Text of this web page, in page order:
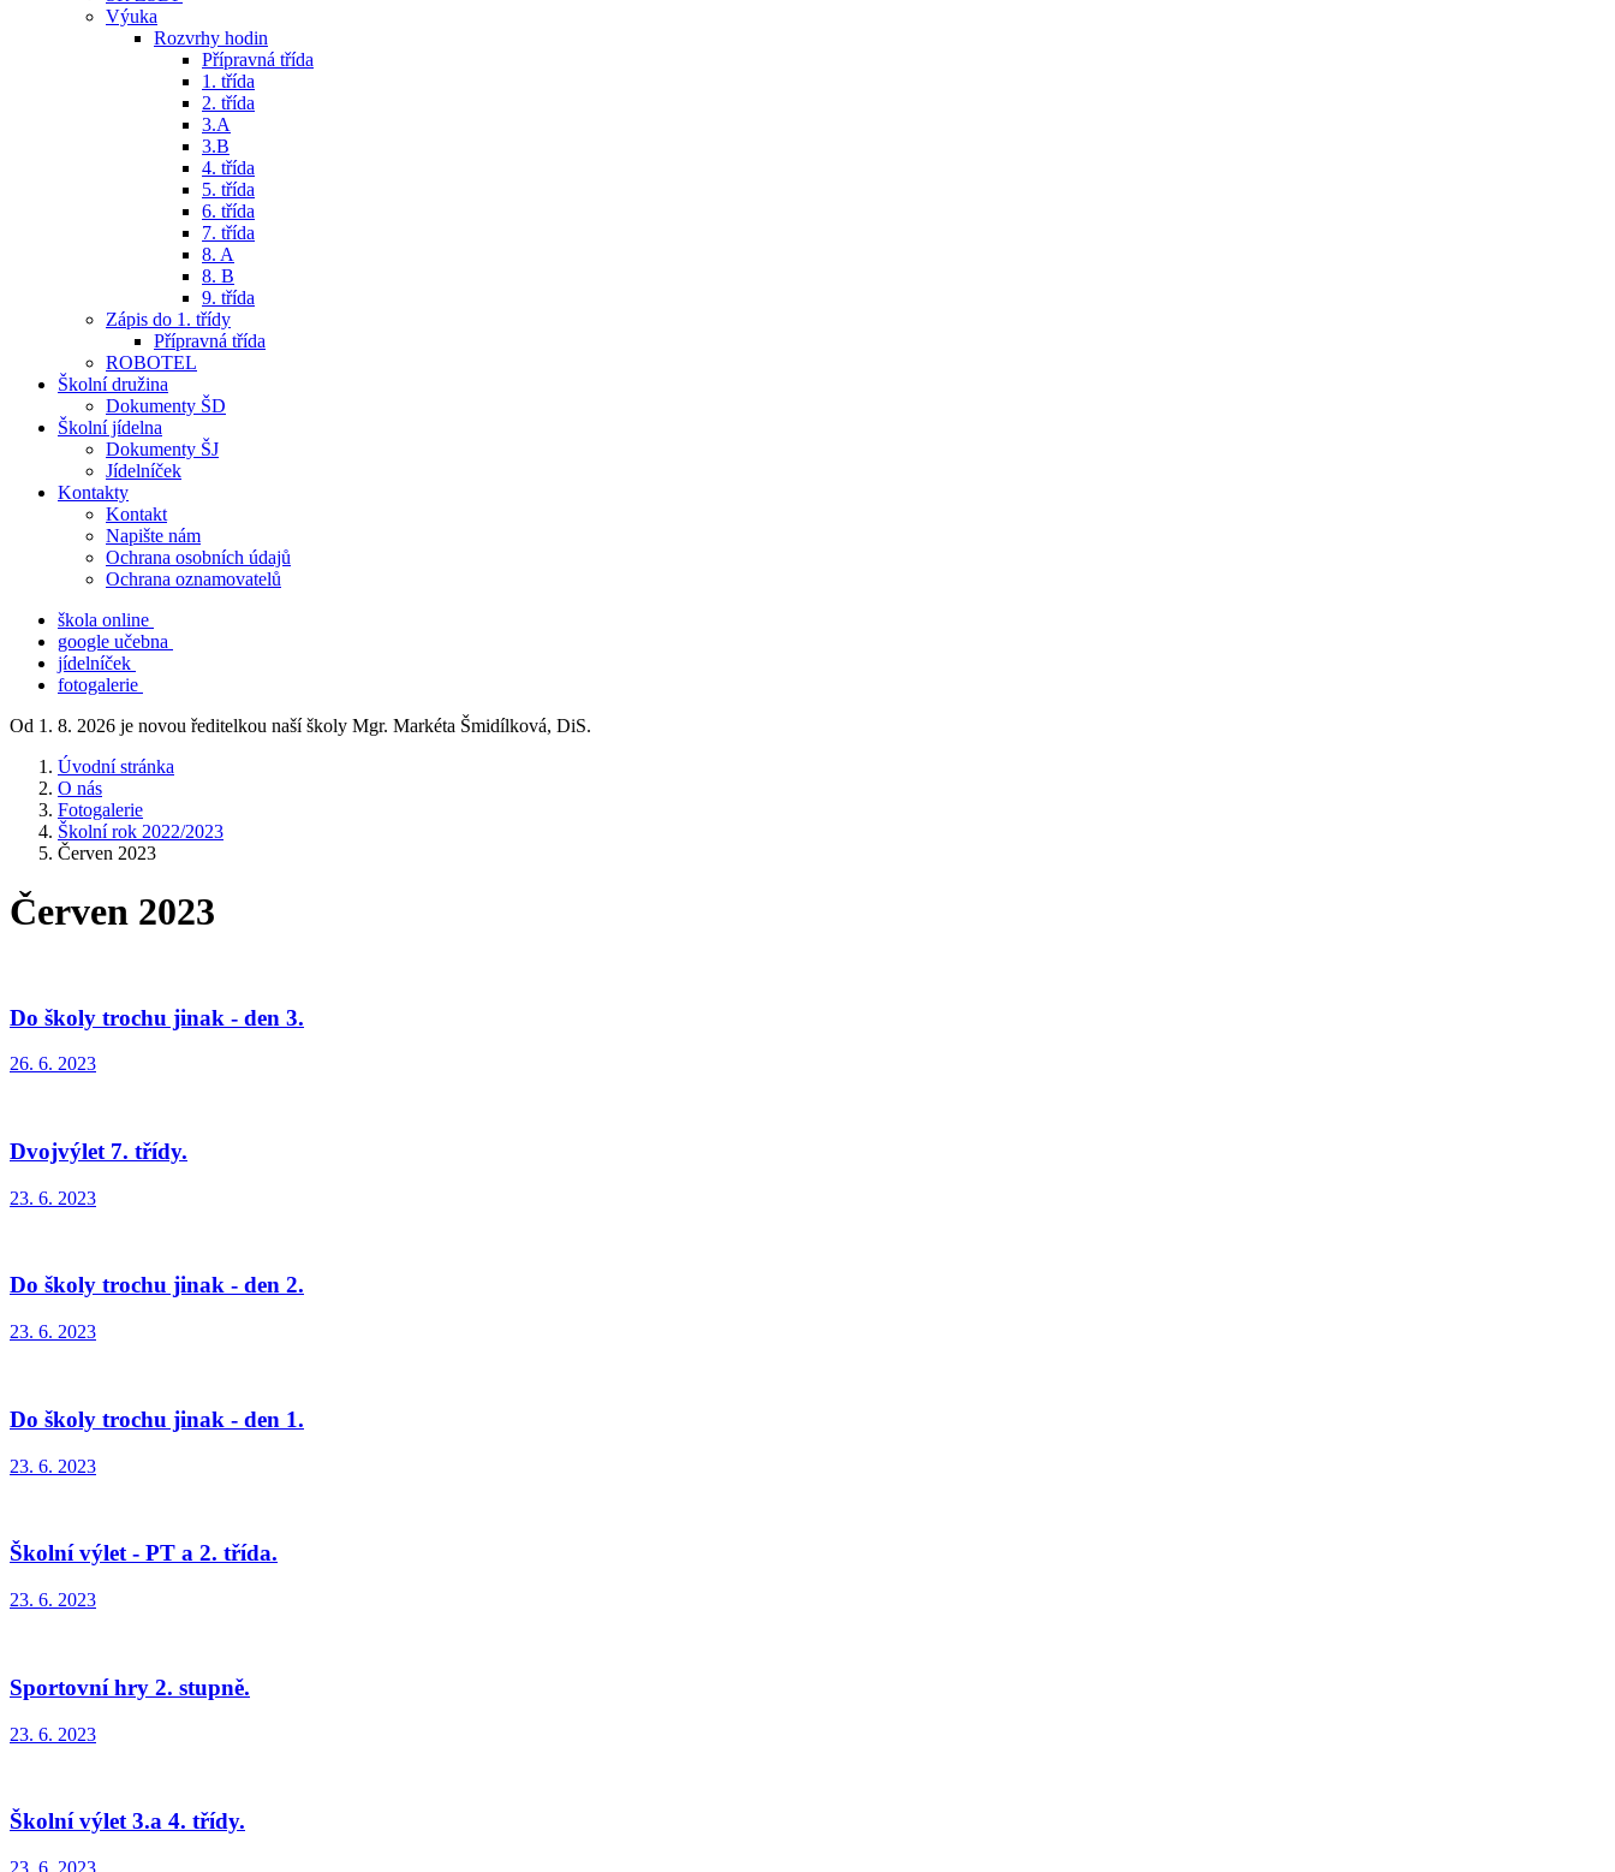
Výuka
Rozvrhy hodin
Přípravná třída
1. třída
2. třída
3.A
3.B
4. třída
5. třída
6. třída
7. třída
8. A
8. B
9. třída
Zápis do 1. třídy
Přípravná třída
ROBOTEL
Školní družina
Dokumenty ŠD
Školní jídelna
Dokumenty ŠJ
Jídelníček
Kontakty
Kontakt
Napište nám
Ochrana osobních údajů
Ochrana oznamovatelů
škola online
google učebna
jídelníček
fotogalerie
Od 1. 8. 2026 je novou ředitelkou naší školy Mgr. Markéta Šmidílková, DiS.
Úvodní stránka
O nás
Fotogalerie
Školní rok 2022/2023
Červen 2023
Červen 2023
Do školy trochu jinak - den 3.
26. 6. 2023
Dvojvýlet 7. třídy.
23. 6. 2023
Do školy trochu jinak - den 2.
23. 6. 2023
Do školy trochu jinak - den 1.
23. 6. 2023
Školní výlet - PT a 2. třída.
23. 6. 2023
Sportovní hry 2. stupně.
23. 6. 2023
Školní výlet 3.a 4. třídy.
23. 6. 2023